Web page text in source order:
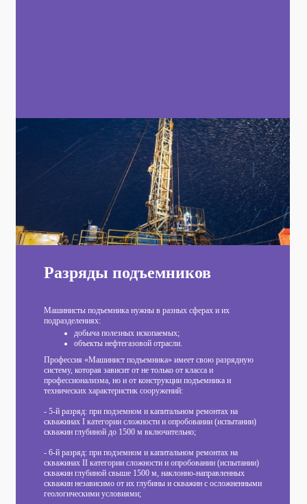
Разряды подъемников
Машинисты подъемника нужны в разных сферах и их
подразделениях:
добыча полезных ископаемых;
объекты нефтегазовой отрасли.
Профессия «Машинист подъемника» имеет свою разрядную
систему, которая зависит от не только от класса и
профессионализма, но и от конструкции подъемника и
технических характеристик сооружений:
- 5-й разряд: при подземном и капитальном ремонтах на
скважинах I категории сложности и опробовании (испытании)
скважин глубиной до 1500 м включительно;
- 6-й разряд: при подземном и капитальном ремонтах на
скважинах II категории сложности и опробовании (испытании)
скважин глубиной свыше 1500 м, наклонно-направленных
скважин независимо от их глубины и скважин с осложненными
геологическими условиями;